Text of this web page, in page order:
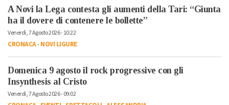
A Novi la Lega contesta gli aumenti della Tari: “Giunta
ha il dovere di contenere le bollette”
Venerdì, 7 Agosto 2026 - 10:22
CRONACA-NOVI LIGURE
Domenica 9 agosto il rock progressive con gli
Insynthesis al Cristo
Venerdì, 7 Agosto 2026 - 09:02